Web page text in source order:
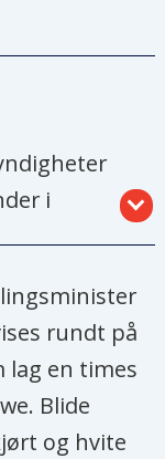
i
i
rundt på
lag en times
Blide
og hvite